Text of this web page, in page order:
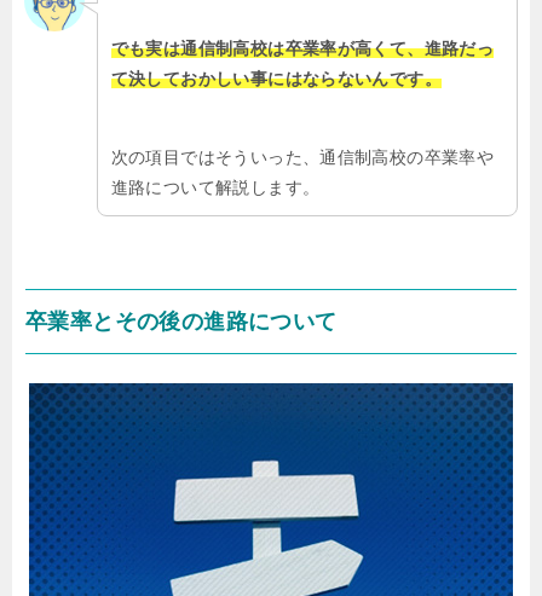
でも実は通信制高校は卒業率が高くて、進路だっ
て決しておかしい事にはならないんです。
次の項目ではそういった、通信制高校の卒業率や
進路について解説します。
卒業率とその後の進路について